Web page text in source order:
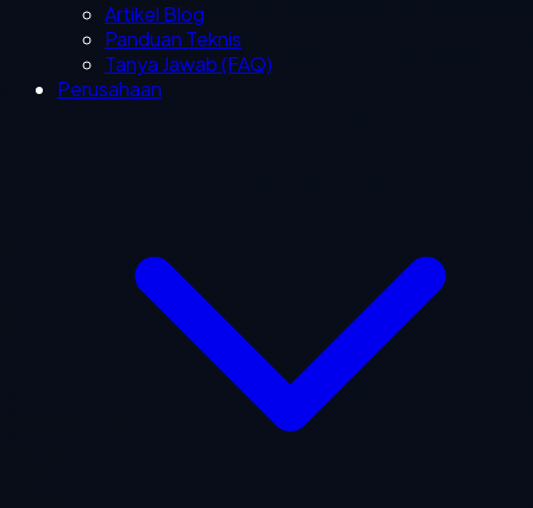
Artikel Blog
Panduan Teknis
Tanya Jawab (FAQ)
Perusahaan